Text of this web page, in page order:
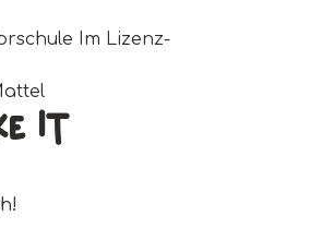
Im Lizenz-
It